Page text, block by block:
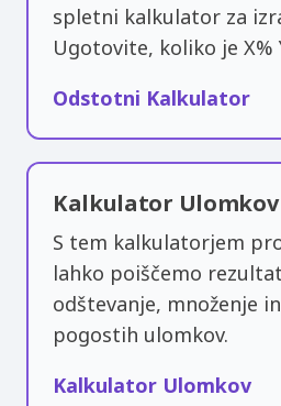
spletni kalkulator za
Ugotovite, koliko je X%
Odstotni Kalkulator
Kalkulator Ulomkov
S tem kalkulatorjem
lahko poiščemo
odštevanje, množenje
pogostih ulomkov.
Kalkulator Ulomkov